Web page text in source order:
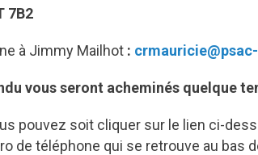
7B2
à Jimmy Mailhot :
vous seront acheminés quelque
pouvez soit cliquer sur le lien ci-
de téléphone qui se retrouve au bas